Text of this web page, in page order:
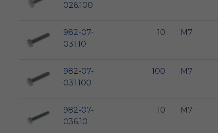
026.100
982-07-
031.10
10 M7
982-07-
031.100
100 M7
982-07-
036.10
10 M7